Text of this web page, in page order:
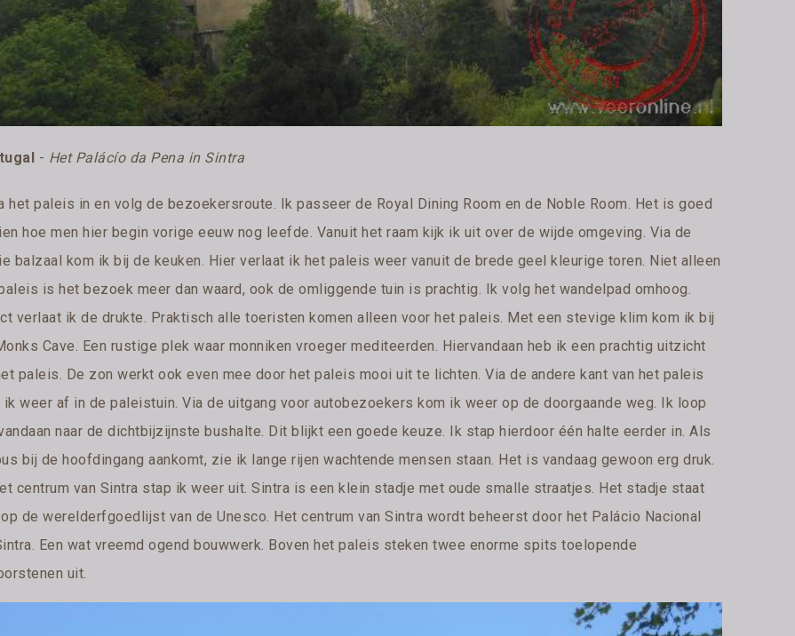
- Het Palácío da Pena in Sintra
het paleis in en volg de bezoekersroute. Ik passeer de Royal Dining Room en de Noble Room. Het is goed
hoe men hier begin vorige eeuw nog leefde. Vanuit het raam kijk ik uit over de wijde omgeving. Via de
balzaal kom ik bij de keuken. Hier verlaat ik het paleis weer vanuit de brede geel kleurige toren. Niet alleen
is het bezoek meer dan waard, ook de omliggende tuin is prachtig. Ik volg het wandelpad omhoog.
verlaat ik de drukte. Praktisch alle toeristen komen alleen voor het paleis. Met een stevige klim kom ik bij
Cave. Een rustige plek waar monniken vroeger mediteerden. Hiervandaan heb ik een prachtig uitzicht
paleis. De zon werkt ook even mee door het paleis mooi uit te lichten. Via de andere kant van het paleis
ik weer af in de paleistuin. Via de uitgang voor autobezoekers kom ik weer op de doorgaande weg. Ik loop
naar de dichtbijzijnste bushalte. Dit blijkt een goede keuze. Ik stap hierdoor één halte eerder in. Als
bij de hoofdingang aankomt, zie ik lange rijen wachtende mensen staan. Het is vandaag gewoon erg druk.
centrum van Sintra stap ik weer uit. Sintra is een klein stadje met oude smalle straatjes. Het stadje staat
de werelderfgoedlijst van de Unesco. Het centrum van Sintra wordt beheerst door het Palácio Nacional
Een wat vreemd ogend bouwwerk. Boven het paleis steken twee enorme spits toelopende
uit.